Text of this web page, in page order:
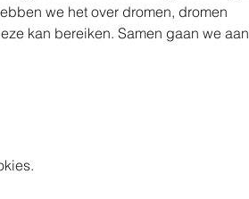
we het over dromen, dromen
kan bereiken. Samen gaan we aan